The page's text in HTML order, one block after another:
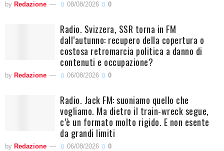
by Redazione 08/08/2026 0
Radio. Svizzera, SSR torna in FM
dall’autunno: recupero della copertura o
costosa retromarcia politica a danno di
contenuti e occupazione?
by Redazione 06/08/2026 0
Radio. Jack FM: suoniamo quello che
vogliamo. Ma dietro il train-wreck segue,
c’è un formato molto rigido. E non esente
da grandi limiti
by Redazione 06/08/2026 0